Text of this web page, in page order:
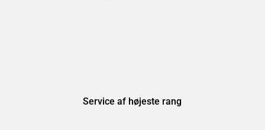
Service af højeste rang